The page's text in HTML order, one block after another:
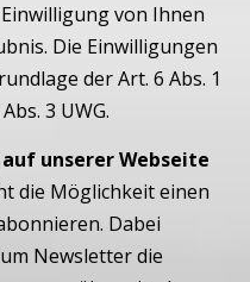
von Ihnen
Die Einwilligungen
der Art. 6 Abs. 1
3 UWG.
unserer Webseite
die Möglichkeit einen
Dabei
Newsletter die